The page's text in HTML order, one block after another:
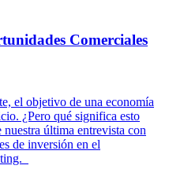
Comerciales
el objetivo de una economía
¿Pero qué significa esto
última entrevista con
de inversión en el